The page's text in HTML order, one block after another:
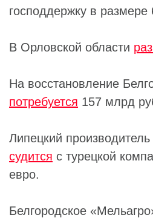
господдержку в
В Орловской области
На восстановление
потребуется 157 млрд
Липецкий производитель
судится с турецкой
евро.
Белгородское